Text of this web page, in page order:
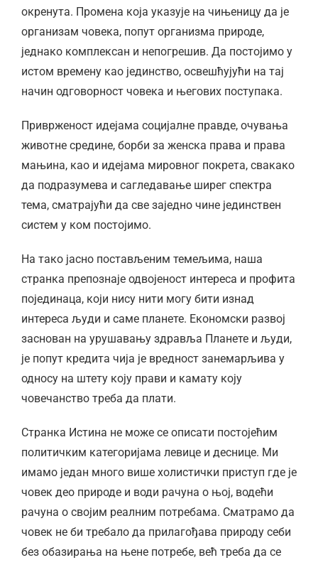
окренута. Промена која указује на чињеницу да је
организам човека, попут организма природе,
једнако комплексан и непогрешив. Да постојимо у
истом времену као јединство, освешћујући на тај
начин одговорност човека и његових поступака.
Приврженост идејама социјалне правде, очувања
животне средине, борби за женска права и права
мањина, као и идејама мировног покрета, свакако
да подразумева и сагледавање ширег спектра
тема, сматрајући да све заједно чине јединствен
систем у ком постојимо.
На тако јасно постављеним темељима, наша
странка препознаје одвојеност интереса и профита
појединаца, који нису нити могу бити изнад
интереса људи и саме планете. Економски развој
заснован на урушавању здравља Планете и људи,
је попут кредита чија је вредност занемарљива у
односу на штету коју прави и камату коју
човечанство треба да плати.
Странка Истина не може се описати постојећим
политичким категоријама левице и деснице. Ми
имамо један много више холистички приступ где је
човек део природе и води рачуна о њој, водећи
рачуна о својим реалним потребама. Сматрамо да
човек не би требало да прилагођава природу себи
без обазирања на њене потребе, већ треба да се